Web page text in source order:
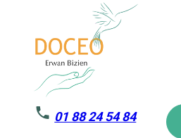
01 88 24 54 84
Panneau de gestion des cookies